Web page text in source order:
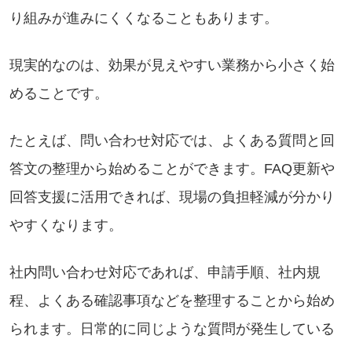
り組みが進みにくくなることもあります。
現実的なのは、効果が見えやすい業務から小さく始
めることです。
たとえば、問い合わせ対応では、よくある質問と回
答文の整理から始めることができます。FAQ更新や
回答支援に活用できれば、現場の負担軽減が分かり
やすくなります。
社内問い合わせ対応であれば、申請手順、社内規
程、よくある確認事項などを整理することから始め
られます。日常的に同じような質問が発生している